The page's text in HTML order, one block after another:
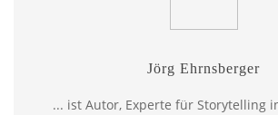
Jörg Ehrnsberger
... ist Autor, Experte für Storytelling